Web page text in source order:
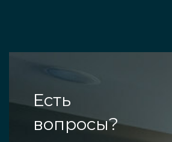
Есть
вопросы?